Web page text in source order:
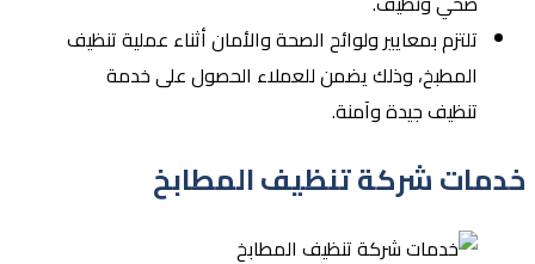
تلتزم بمعايير ولوائح الصحة والأمان أثناء عملية تنظيف
المطبخ، وذلك يضمن للعملاء الحصول على خدمة
تنظيف جيدة وآمنة.
خدمات شركة تنظيف المطابخ